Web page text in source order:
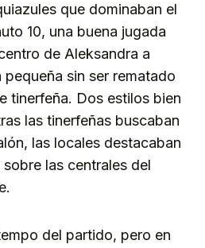
que dominaban el
10, una buena jugada
de Aleksandra a
pequeña sin ser rematado
tinerfeña. Dos estilos bien
las tinerfeñas buscaban
las locales destacaban
las centrales del
del partido, pero en